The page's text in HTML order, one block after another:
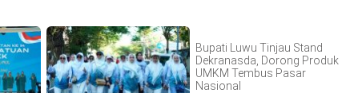
Bupati Luwu Tinjau Stand
Dekranasda, Dorong Produk
UMKM Tembus Pasar
Nasional